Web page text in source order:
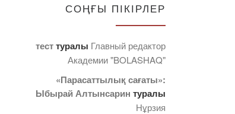
СОҢҒЫ ПІКІРЛЕР
тесттуралы Главный редактор
Академии "BOLASHAQ"
«Парасаттылық сағаты»:
Ыбырай Алтынсарин туралы
Нұрзия